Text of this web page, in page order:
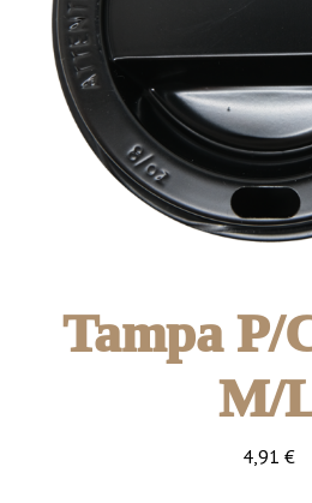
Tampa P/
M/
4,91 €